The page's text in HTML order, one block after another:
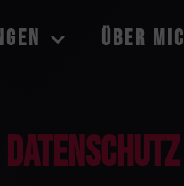
Über
Datenschutz